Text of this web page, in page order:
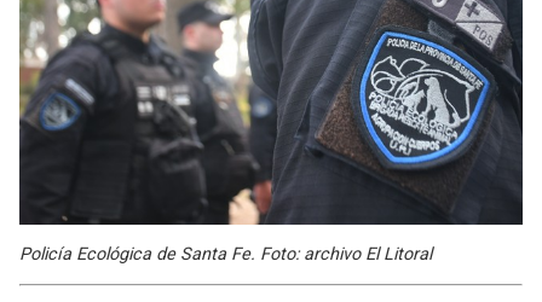
Policía Ecológica de Santa Fe. Foto: archivo El Litoral